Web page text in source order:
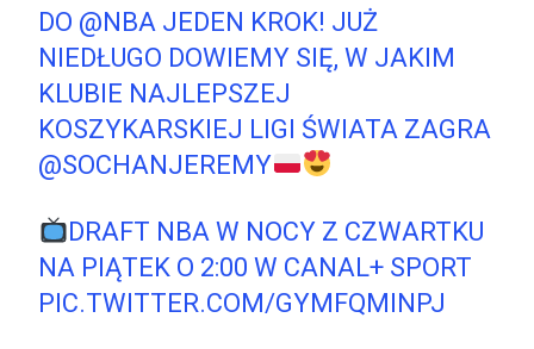
DO @NBA JEDEN KROK! JUŻ
NIEDŁUGO DOWIEMY SIĘ, W JAKIM
KLUBIE NAJLEPSZEJ
KOSZYKARSKIEJ LIGI ŚWIATA ZAGRA
@SOCHANJEREMY
DRAFT NBA W NOCY Z CZWARTKU
NA PIĄTEK O 2:00 W CANAL+ SPORT
PIC.TWITTER.COM/GYMFQMINPJ